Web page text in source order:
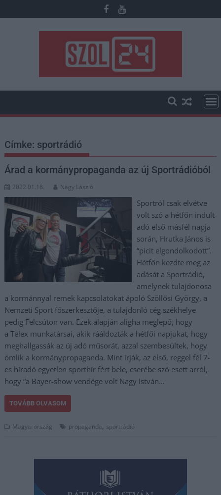
to
Címke: sportrádió
Árad a kormánypropaganda az új Sportrádióból
2022.01.18. Nagy László
Sportról csak elvétve
volt szó a hétfőn indult
adó első másfél napja
során, Hrutka János is
“picit elgondolkodott”.
Hétfőn kezdte meg az
adását a Sportrádió,
amelynek tulajdonosa
a kormánnyal remek kapcsolatokat ápoló Szöllősi György, a
Nemzeti Sport főszerkesztője, a tulajdonló cég székhelye
pedig Felcsúton van. Ezek alapján aligha meglepő, hogy
a Telex munkatársai, akik rááldozták a hétfői napjukat, hogy
meghallgassák az új adó műsorát, azzal szembesültek, hogy
ömlik a kormánypropaganda. Mint írják, az első, reggel fél 7-
es híradó egyetlen sporthír fért bele, cserébe szó esett arról,
hogy “a Bayer-show vendége volt Nagy István…
TOVÁBB OLVASOM
Magyarország propaganda, sportrádió